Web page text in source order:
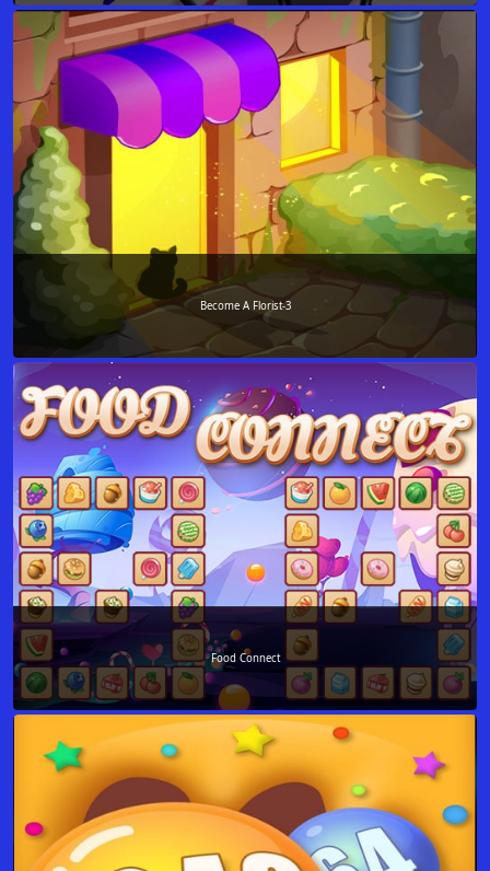
Become A Florist-3
Food Connect